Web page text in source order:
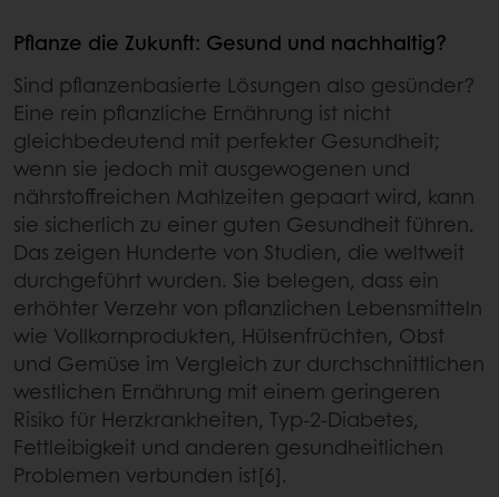
Pflanze die Zukunft: Gesund und nachhaltig?
Sind pflanzenbasierte Lösungen also gesünder?
Eine rein pflanzliche Ernährung ist nicht
gleichbedeutend mit perfekter Gesundheit;
wenn sie jedoch mit ausgewogenen und
nährstoffreichen Mahlzeiten gepaart wird, kann
sie sicherlich zu einer guten Gesundheit führen.
Das zeigen Hunderte von Studien, die weltweit
durchgeführt wurden. Sie belegen, dass ein
erhöhter Verzehr von pflanzlichen Lebensmitteln
wie Vollkornprodukten, Hülsenfrüchten, Obst
und Gemüse im Vergleich zur durchschnittlichen
westlichen Ernährung mit einem geringeren
Risiko für Herzkrankheiten, Typ-2-Diabetes,
Fettleibigkeit und anderen gesundheitlichen
Problemen verbunden ist[6].